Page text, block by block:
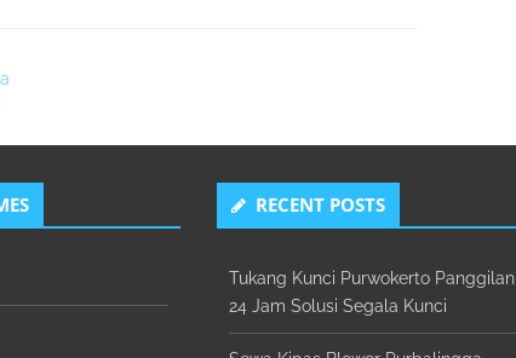
RECENT POSTS
Tukang Kunci Purwokerto Panggilan
24 Jam Solusi Segala Kunci